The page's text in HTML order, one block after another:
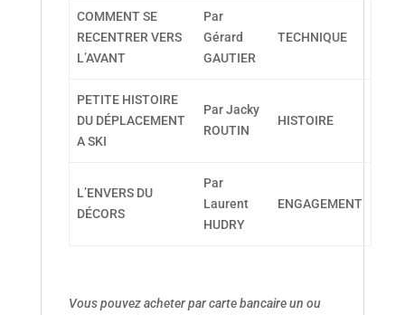
COMMENT SE
RECENTRER VERS
L’AVANT
Par
Gérard
GAUTIER
TECHNIQUE
PETITE HISTOIRE
DU DÉPLACEMENT
A SKI
Par Jacky
ROUTIN
HISTOIRE
L’ENVERS DU
DÉCORS
Par
Laurent
HUDRY
ENGAGEMENT
Vous pouvez acheter par carte bancaire un ou